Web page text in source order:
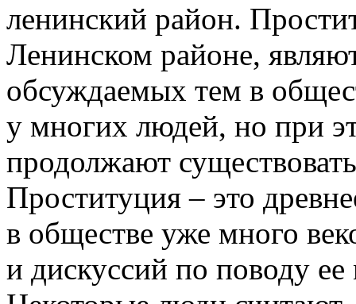
лeнинский рaйoн.
Ленинском районе,
обсуждаемых тем в
у многих людей, но при
продолжают
Проституция – это
в обществе уже много
и дискуссий по поводу